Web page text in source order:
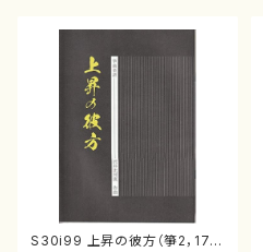
S30i99 上昇の彼方（箏2，17/